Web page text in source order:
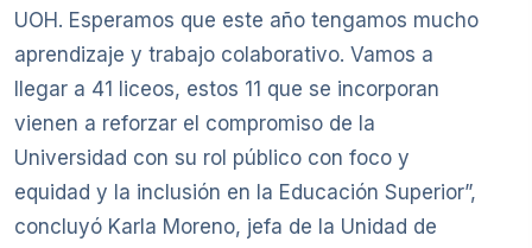
UOH. Esperamos que este año tengamos mucho
aprendizaje y trabajo colaborativo. Vamos a
llegar a 41 liceos, estos 11 que se incorporan
vienen a reforzar el compromiso de la
Universidad con su rol público con foco y
equidad y la inclusión en la Educación Superior”,
concluyó Karla Moreno, jefa de la Unidad de